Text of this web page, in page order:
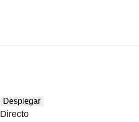
Desplegar
Directo